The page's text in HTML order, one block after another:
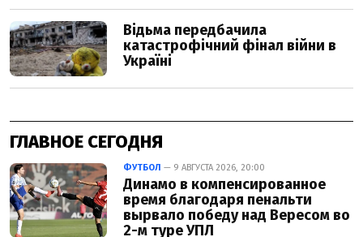
ГЛАВНОЕ СЕГОДНЯ
ФУТБОЛ — 9 АВГУСТА 2026, 20:00
Динамо в компенсированное
время благодаря пенальти
вырвало победу над Вересом во
2-м туре УПЛ